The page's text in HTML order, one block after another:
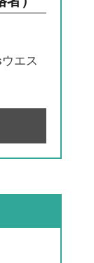
エス